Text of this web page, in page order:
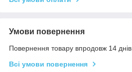
Умови повернення
Повернення товару впродовж 14
Всі умови повернення